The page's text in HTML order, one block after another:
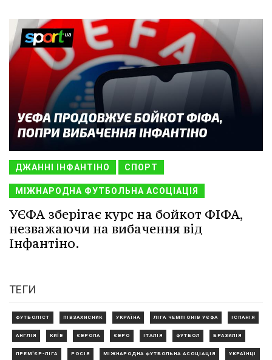
ДЖАННІ ІНФАНТІНО СПОРТ
МІЖНАРОДНА ФУТБОЛЬНА АСОЦІАЦІЯ
УЄФА зберігає курс на бойкот ФІФА,
незважаючи на вибачення від
Інфантіно.
ТЕГИ
ФУТБОЛІСТ ПІВЗАХИСНИК УКРАЇНА ЛІГА ЧЕМПІОНІВ УЄФА ІСПАНІЯ
АНГЛІЯ КИЇВ ЄВРОПА ЄВРО ІТАЛІЯ ФУТБОЛ БРАЗИЛІЯ
ПРЕМ'ЄР-ЛІГА РОСІЯ МІЖНАРОДНА ФУТБОЛЬНА АСОЦІАЦІЯ УКРАЇНЦІ